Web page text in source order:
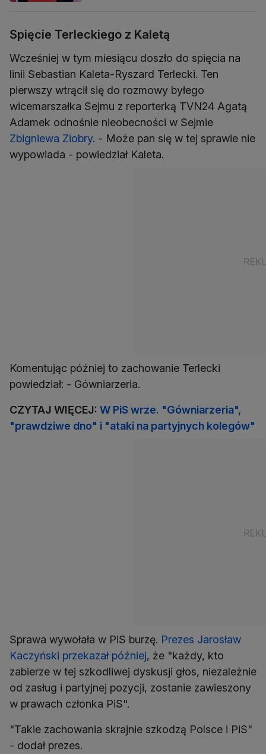
Spięcie Terleckiego z Kaletą
Wcześniej w tym miesiącu doszło do spięcia na
linii Sebastian Kaleta-Ryszard Terlecki. Ten
pierwszy wtrącił się do rozmowy byłego
wicemarszałka Sejmu z reporterką TVN24 Agatą
Adamek odnośnie nieobecności w Sejmie
Zbigniewa Ziobry. - Może pan się w tej sprawie nie
wypowiada - powiedział Kaleta.
Komentując później to zachowanie Terlecki
powiedział: - Gówniarzeria.
CZYTAJ WIĘCEJ: W PiS wrze. "Gówniarzeria",
"prawdziwe dno" i "ataki na partyjnych kolegów"
Sprawa wywołała w PiS burzę. Prezes Jarosław
Kaczyński przekazał później, że "każdy, kto
zabierze w tej szkodliwej dyskusji głos, niezależnie
od zasług i partyjnej pozycji, zostanie zawieszony
w prawach członka PiS".
"Takie zachowania skrajnie szkodzą Polsce i PiS"
- dodał prezes.